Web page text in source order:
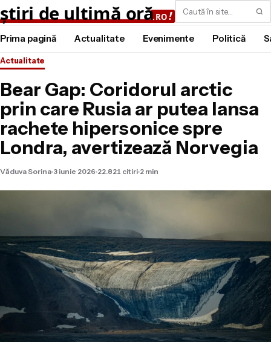
Caută
Prima pagină Actualitate Evenimente Politică
Actualitate
Bear Gap: Coridorul arctic
prin care Rusia ar putea lansa
rachete hipersonice spre
Londra, avertizează Norvegia
Văduva Sorina 3 iunie 2026 22.821 citiri 2 min